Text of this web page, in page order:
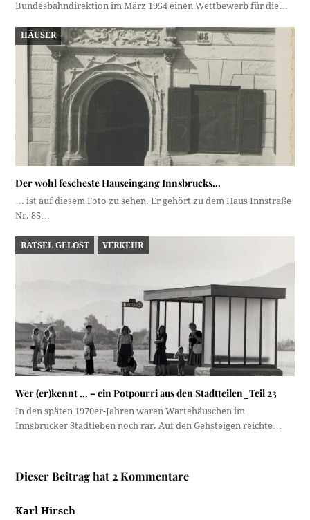
Bundesbahndirektion im März 1954 einen Wettbewerb für die…
HÄUSER
Der wohl fescheste Hauseingang Innsbrucks…
… ist auf diesem Foto zu sehen. Er gehört zu dem Haus Innstraße
Nr. 85…
RÄTSEL GELÖST VERKEHR
Wer (er)kennt … – ein Potpourri aus den Stadtteilen_Teil 23
In den späten 1970er-Jahren waren Wartehäuschen im
Innsbrucker Stadtleben noch rar. Auf den Gehsteigen reichte…
Dieser Beitrag hat 2 Kommentare
Karl Hirsch